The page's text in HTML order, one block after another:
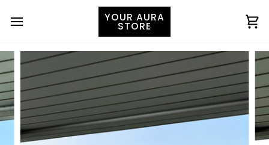
YOUR AURA
STORE